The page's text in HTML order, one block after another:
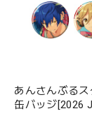
あんさんぶる
缶バッジ[2026 Jul.] -Idol